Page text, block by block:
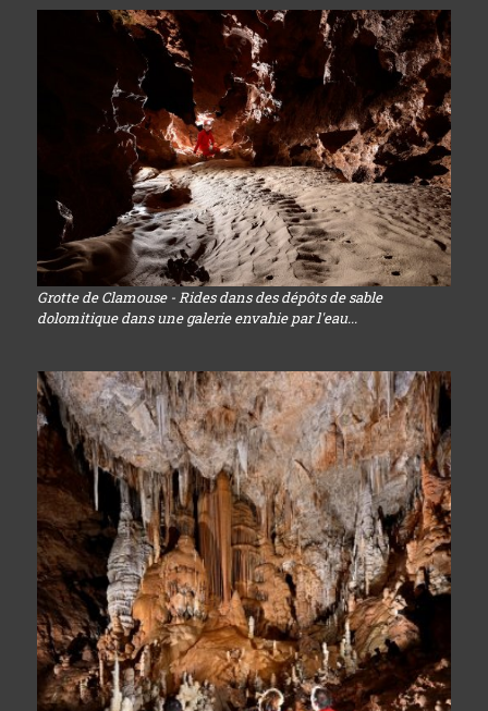
Grotte de Clamouse - Rides dans des dépôts de sable
dolomitique dans une galerie envahie par l'eau...